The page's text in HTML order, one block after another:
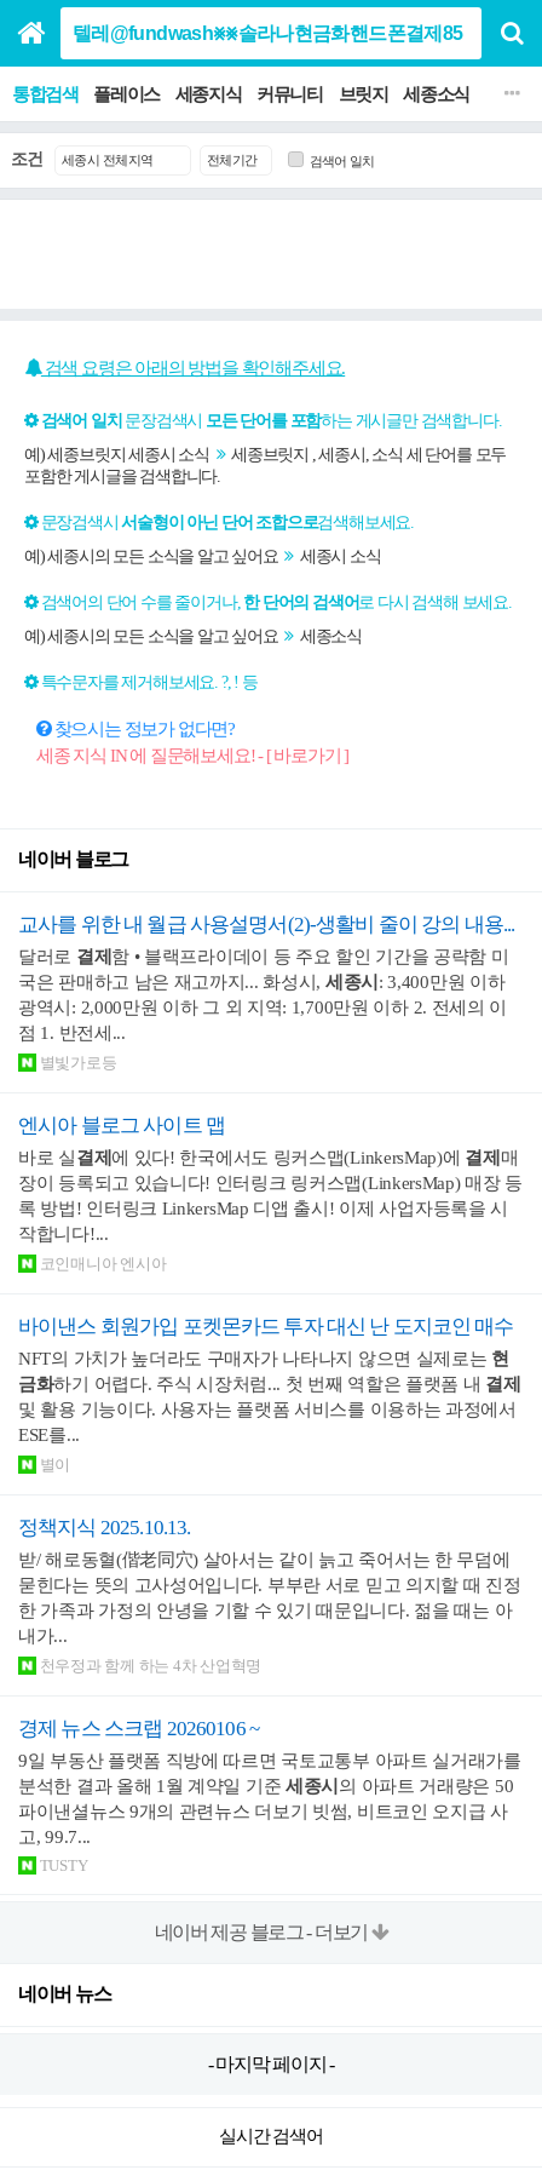
통합검색 플레이스 세종지식 커뮤니티 브릿지 세종소식 맛집
조건 검색어 일치
검색 요령은 아래의 방법을 확인해주세요.
검색어 일치 문장검색시 모든 단어를 포함하는 게시글만 검색합니다.
예) 세종브릿지 세종시 소식
세종브릿지 , 세종시, 소식 세 단어를 모두
포함한 게시글을 검색합니다.
문장검색시서술형이 아닌 단어 조합으로검색해보세요.
예) 세종시의 모든 소식을 알고 싶어요 세종시 소식
검색어의 단어 수를 줄이거나, 한 단어의 검색어로 다시 검색해 보세요.
예) 세종시의 모든 소식을 알고 싶어요 세종소식
특수문자를 제거해보세요. ?, ! 등
찾으시는 정보가 없다면?
세종 지식 IN 에 질문해보세요! - [ 바로가기 ]
네이버 블로그
교사를 위한 내 월급 사용설명서(2)-생활비 줄이 강의 내용...
달러로 결제 함 • 블랙프라이데이 등 주요 할인 기간을 공략함 미
국은 판매하고 남은 재고까지... 화성시, 세종시 : 3,400만원 이하
광역시: 2,000만원 이하 그 외 지역: 1,700만원 이하 2. 전세의 이
점 1. 반전세...
별빛가로등
엔시아 블로그 사이트 맵
바로 실결제 에 있다! 한국에서도 링커스맵(LinkersMap)에 결제 매
장이 등록되고 있습니다! 인터링크 링커스맵(LinkersMap) 매장 등
록 방법! 인터링크 LinkersMap 디앱 출시! 이제 사업자등록을 시
작합니다!...
코인매니아 엔시아
바이낸스 회원가입 포켓몬카드 투자 대신 난 도지코인 매수
NFT의 가치가 높더라도 구매자가 나타나지 않으면 실제로는 현
금화하기 어렵다. 주식 시장처럼... 첫 번째 역할은 플랫폼 내 결제
및 활용 기능이다. 사용자는 플랫폼 서비스를 이용하는 과정에서
ESE를...
별이
정책지식 2025.10.13.
받/ 해로동혈(偕老同穴) 살아서는 같이 늙고 죽어서는 한 무덤에
묻힌다는 뜻의 고사성어입니다. 부부란 서로 믿고 의지할 때 진정
한 가족과 가정의 안녕을 기할 수 있기 때문입니다. 젊을 때는 아
내가...
천우정과 함께 하는 4차 산업혁명
경제 뉴스 스크랩 20260106 ~
9일 부동산 플랫폼 직방에 따르면 국토교통부 아파트 실거래가를
분석한 결과 올해 1월 계약일 기준 세종시 의 아파트 거래량은 50
파이낸셜뉴스 9개의 관련뉴스 더보기 빗썸, 비트코인 오지급 사
고, 99.7...
TUSTY
네이버 제공 블로그 - 더보기
네이버 뉴스
- 마지막 페이지 -
실시간 검색어